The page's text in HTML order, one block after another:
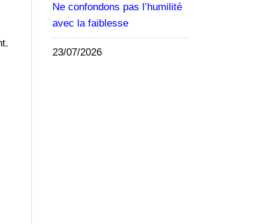
Ne confondons pas l’humilité
avec la faiblesse
23/07/2026